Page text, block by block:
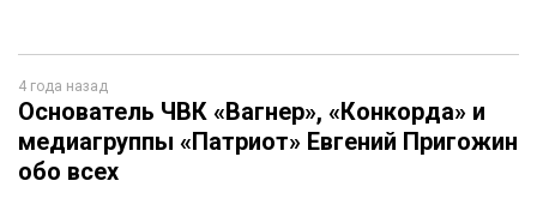
4 года назад
Основатель ЧВК «Вагнер», «Конкорда» и
медиагруппы «Патриот» Евгений Пригожин
обо всех